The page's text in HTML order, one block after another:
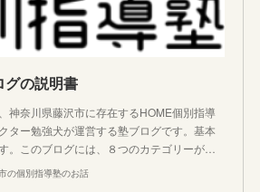
グの説明書
神奈川県藤沢市に存在するHOME個別指導
ター勉強犬が運営する塾ブログです。基本
。このブログには、８つのカテゴリーが…
の個別指導塾のお話